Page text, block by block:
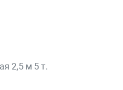
2,5 м 5 т.